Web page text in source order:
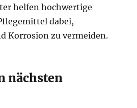
helfen hochwertige
dabei,
Korrosion zu vermeiden.
nächsten